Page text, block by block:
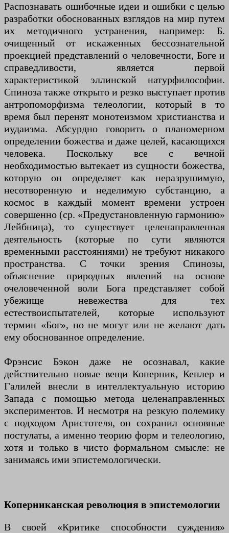
Распознавать ошибочные идеи и ошибки с целью
разработки обоснованных взглядов на мир путем
их методичного устранения, например: Б.
очищенный от искаженных бессознательной
проекцией представлений о человечности, Боге и
справедливости, является первой
характеристикой эллинской натурфилософии.
Спиноза также открыто и резко выступает против
антропоморфизма телеологии, который в то
время был перенят монотеизмом христианства и
иудаизма. Абсурдно говорить о планомерном
определении божества и даже целей, касающихся
человека. Поскольку все с вечной
необходимостью вытекает из сущности божества,
которую он определяет как неразрушимую,
несотворенную и неделимую субстанцию, а
космос в каждый момент времени устроен
совершенно (ср. «Предустановленную гармонию»
Лейбница), то существует целенаправленная
деятельность (которые по сути являются
временными расстояниями) не требуют никакого
пространства. С точки зрения Спинозы,
объяснение природных явлений на основе
очеловеченной воли Бога представляет собой
убежище невежества для тех
естествоиспытателей, которые используют
термин «Бог», но не могут или не желают дать
ему обоснованное определение.
Фрэнсис Бэкон даже не осознавал, какие
действительно новые вещи Коперник, Кеплер и
Галилей внесли в интеллектуальную историю
Запада с помощью метода целенаправленных
экспериментов. И несмотря на резкую полемику
с подходом Аристотеля, он сохранил основные
постулаты, а именно теорию форм и телеологию,
хотя и только в чисто формальном смысле: не
занимаясь ими эпистемологически.
Коперниканская революция в эпистемологии
В своей «Критике способности суждения»